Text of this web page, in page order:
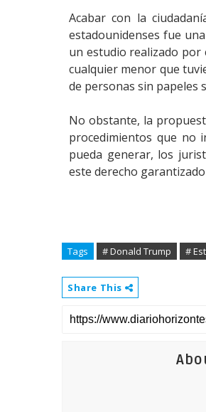
Acabar con la
estadounidenses fue
un estudio realizado por
cualquier menor que
de personas sin papeles
No obstante, la
procedimientos que no
pueda generar, los
este derecho
Tags # Donald Trump #
Share This